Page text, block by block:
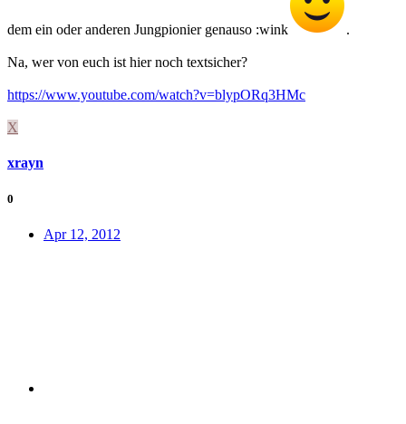
dem ein oder anderen Jungpionier genauso :wink .
Na, wer von euch ist hier noch textsicher?
https://www.youtube.com/watch?v=blypORq3HMc
X
xrayn
0
Apr 12, 2012